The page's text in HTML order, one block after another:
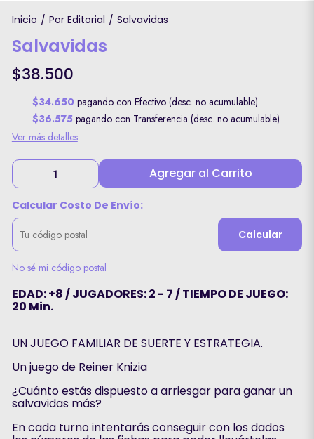
Inicio / Por Editorial / Salvavidas
Salvavidas
$38.500
$34.650 pagando con Efectivo (desc. no acumulable)
$36.575 pagando con Transferencia (desc. no acumulable)
Ver más detalles
Agregar al Carrito
Calcular Costo De Envío:
Calcular
No sé mi código postal
EDAD: +8 / JUGADORES: 2 - 7 / TIEMPO DE JUEGO:
20 Min.
UN JUEGO FAMILIAR DE SUERTE Y ESTRATEGIA.
Un juego de Reiner Knizia
¿Cuánto estás dispuesto a arriesgar para ganar un
salvavidas más?
En cada turno intentarás conseguir con los dados